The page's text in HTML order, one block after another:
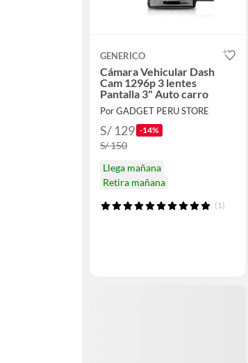
GENERICO
Cámara Vehicular Dash
Cam 1296p 3 lentes
Pantalla 3" Auto carro
Por GADGET PERU STORE
S/ 129 -14%
S/ 150
Llega mañana
Retira mañana
(1)